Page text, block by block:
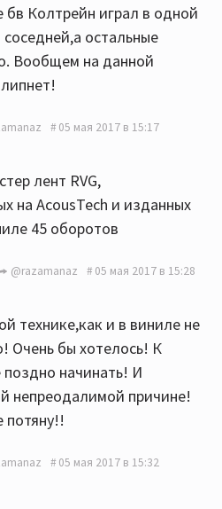
Колтрейн играл в одной
остальные
Вообщем на данной
05 мая 2017 в 15:17
лент RVG,
на AcousTech и изданных
45 оборотов
@razamanaz 05 мая 2017 в 15:28
технике,как и в виниле не
Очень бы хотелось! К
начинать! И
непреодалимой причине!
потяну!!
05 мая 2017 в 15:32